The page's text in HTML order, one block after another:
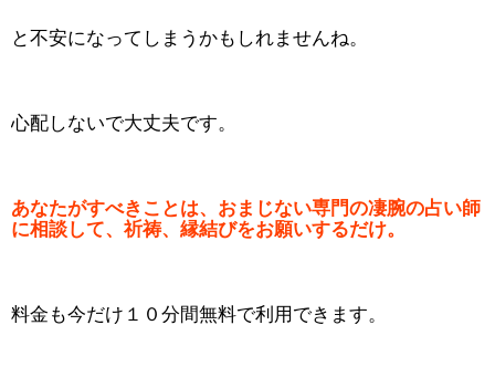
と不安になってしまうかもしれませんね。
心配しないで大丈夫です。
あなたがすべきことは、おまじない専門の凄腕の占い師
に相談して、祈祷、縁結びをお願いするだけ。
料金も今だけ１０分間無料で利用できます。